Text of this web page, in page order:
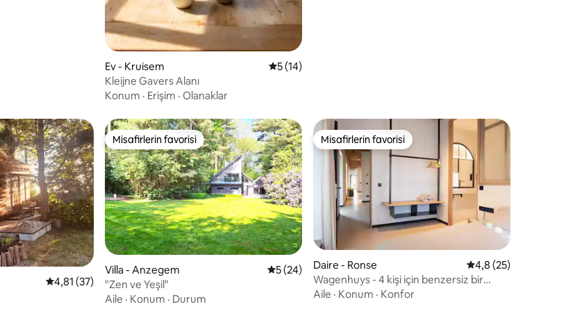
Ev - Kruisem 5 üzerinden ortalama 5 puan, 14 değerlendirme
5 (14)
Kleijne Gavers Alanı
Konum · Erişim · Olanaklar
5 üzerinden ortalama 4,81 puan, 37 değerlendirme
4,81 (37)
Misafirlerin favorisi
Misafirlerin favorisi
Villa - Anzegem 5 üzerinden ortalama 5 puan, 24 değerlendirme
5 (24)
"Zen ve Yeşil"
Aile · Konum · Durum
Misafirlerin favorisi
Misafirlerin favorisi
Daire - Ronse 5 üzerinden
4,8 (25)
Wagenhuys - 4 kişi için benzersiz bir
şekilde yenilenmiş tarihi bina
Aile · Konum · Konfor